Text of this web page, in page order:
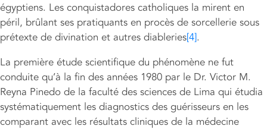
égyptiens. Les conquistadores catholiques la mirent en
péril, brûlant ses pratiquants en procès de sorcellerie sous
prétexte de divination et autres diableries[4].
La première étude scientifique du phénomène ne fut
conduite qu’à la fin des années 1980 par le Dr. Victor M.
Reyna Pinedo de la faculté des sciences de Lima qui étudia
systématiquement les diagnostics des guérisseurs en les
comparant avec les résultats cliniques de la médecine